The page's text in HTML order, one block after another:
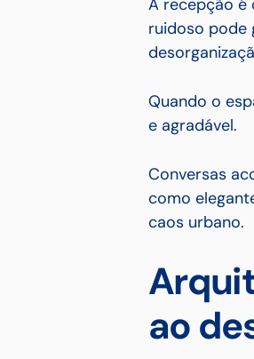
A recepção é
ruidoso pode
Quando o
e agradável.
Conversas
como
caos urbano.
ao